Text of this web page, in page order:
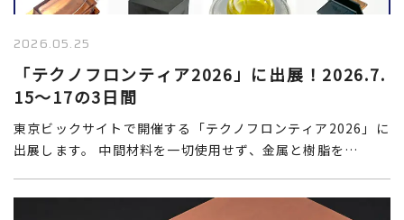
2026.05.25
「テクノフロンティア2026」に出展！2026.7.
15～17の3日間
東京ビックサイトで開催する「テクノフロンティア2026」に
出展します。 中間材料を一切使用せず、金属と樹脂を…